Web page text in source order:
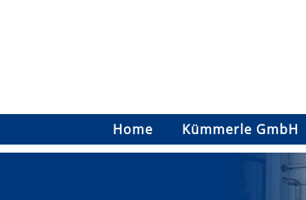
Home Kümmerle GmbH